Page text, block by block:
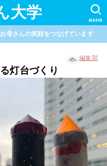
大学 SEARCH
母さんの笑顔をつなげています
編集部
灯台づくり